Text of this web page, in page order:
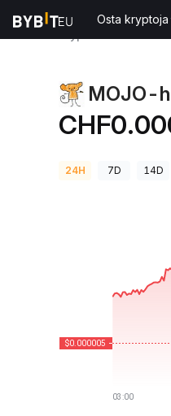
Osta kryptoja
MOJO-
24H 7D 14D